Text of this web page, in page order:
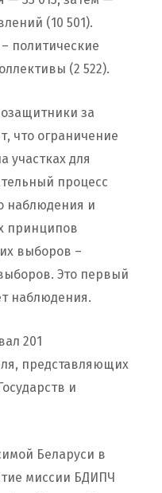
(10 501).
политические
(2 522).
за
что ограничение
участках для
процесс
наблюдения и
принципов
выборов –
Это первый
наблюдения.
201
представляющих
и
Беларуси в
миссии БДИПЧ